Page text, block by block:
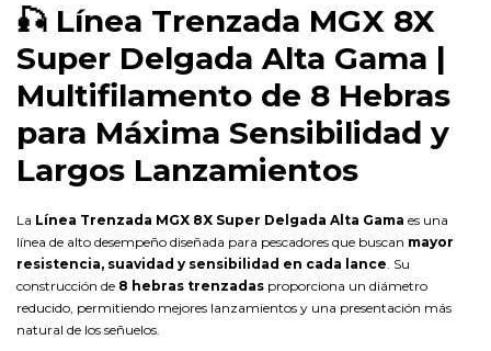
🎣 Línea Trenzada MGX 8X
Super Delgada Alta Gama |
Multifilamento de 8 Hebras
para Máxima Sensibilidad y
Largos Lanzamientos
La Línea Trenzada MGX 8X Super Delgada Alta Gama es una
línea de alto desempeño diseñada para pescadores que buscan mayor
resistencia, suavidad y sensibilidad en cada lance . Su
construcción de 8 hebras trenzadas proporciona un diámetro
reducido, permitiendo mejores lanzamientos y una presentación más
natural de los señuelos.